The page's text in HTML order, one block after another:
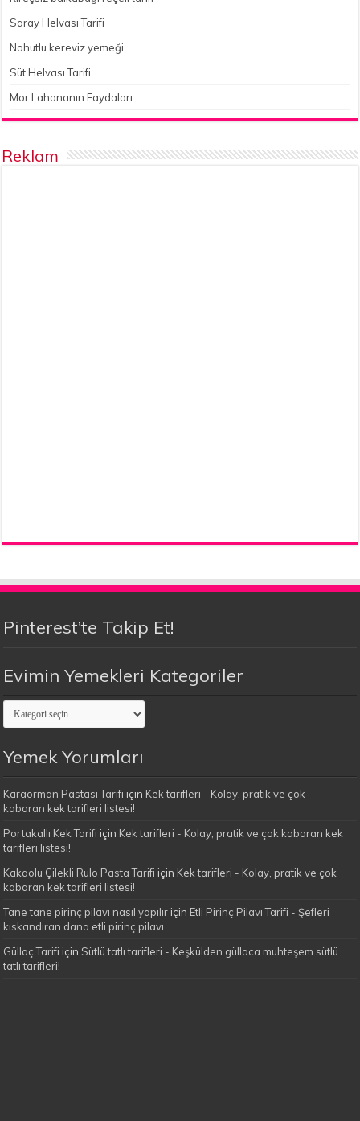
Saray Helvası Tarifi
Nohutlu kereviz yemeği
Süt Helvası Tarifi
Mor Lahananın Faydaları
Reklam
Pinterest’te Takip Et!
Evimin Yemekleri Kategoriler
Evimin
Yemekleri
Kategoriler
Yemek Yorumları
Karaorman Pastası Tarifi için Kek tarifleri - Kolay, pratik ve çok
kabaran kek tarifleri listesi!
Portakallı Kek Tarifi için Kek tarifleri - Kolay, pratik ve çok kabaran kek
tarifleri listesi!
Kakaolu Çilekli Rulo Pasta Tarifi için Kek tarifleri - Kolay, pratik ve çok
kabaran kek tarifleri listesi!
Tane tane pirinç pilavı nasıl yapılır için Etli Pirinç Pilavı Tarifi - Şefleri
kıskandıran dana etli pirinç pilavı
Güllaç Tarifi için Sütlü tatlı tarifleri - Keşkülden güllaca muhteşem sütlü
tatlı tarifleri!